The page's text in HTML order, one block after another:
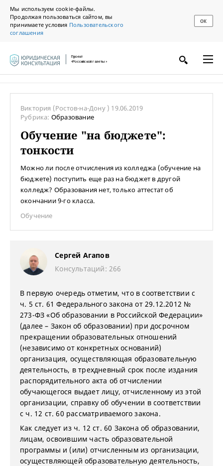
Мы используем cookie-файлы.
Продолжая пользоваться сайтом, вы
принимаете условия Пользовательского
соглашения
ОК
Проект
«Российской газеты»
Виктория (Ростов-на-Дону ) 19.06.2019
Рубрика: Образование
Обучение "на бюджете":
тонкости
Можно ли после отчисления из колледжа (обучение на
бюджете) поступить еще раз на бюджет в другой
колледж? Образования нет, только аттестат об
окончании 9-го класса.
Обучение
Сергей Агапов
Консультаций: 266
В первую очередь отметим, что в соответствии с
ч. 5 ст. 61 Федерального закона от 29.12.2012 №
273-ФЗ «Об образовании в Российской Федерации»
(далее – Закон об образовании) при досрочном
прекращении образовательных отношений
(независимо от конкретных оснований)
организация, осуществляющая образовательную
деятельность, в трехдневный срок после издания
распорядительного акта об отчислении
обучающегося выдает лицу, отчисленному из этой
организации, справку об обучении в соответствии
с ч. 12 ст. 60 рассматриваемого закона.
Как следует из ч. 12 ст. 60 Закона об образовании,
лицам, освоившим часть образовательной
программы и (или) отчисленным из организации,
осуществляющей образовательную деятельность,